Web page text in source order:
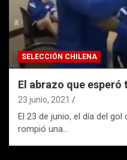
SELECCIÓN CHILENA
El abrazo que esperó
23 junio, 2021
El 23 de junio, el día del
rompió una…